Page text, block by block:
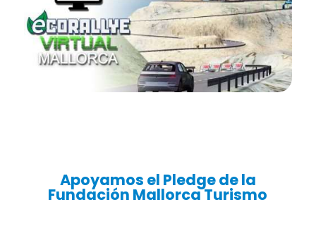
Apoyamos el Pledge de la
Fundación Mallorca Turismo